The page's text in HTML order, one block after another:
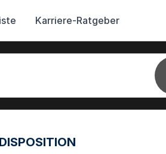
Karriere-Ratgeber